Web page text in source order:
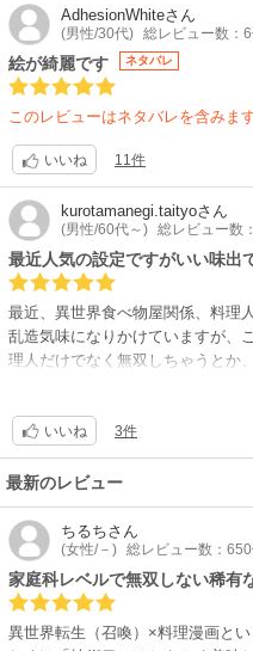
AdhesionWhiteさん
(男性/30代) 総レビュー数：
絵が綺麗です ネタバレ
このレビューはネタバレを含みま
いいね 11件
kurotamanegi.taityoさん
(男性/60代～) 総レビュー数
最近人気の設定ですがいい味出
最近、異世界食べ物屋関係、料理
乱造気味になりかけていますが、
理人だけでなく無双しちゃうとか
とや新米2人組冒険者との出会い
面白い作品だと思います。
いいね 3件
最新のレビュー
ちるちさん
(女性/－) 総レビュー数：
家庭科レベルで無双しない稀有
異世界転生（召喚）×料理漫画と